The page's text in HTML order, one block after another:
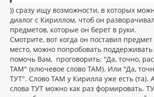
)) сразу ищу возможности, в которых
диалог с Кириллом, чтоб он
предметов, которые он берет в руки.
Смотрите, вот когда он поставил
место, можно попробовать
помочь Вам, проговорить: "Да, точно,
ТАМ" (ключевое слово ТАМ). Или "Да,
ТУТ". Слово ТАМ у Кирилла уже есть (та).
слова ТУТ можно как раз формировать.